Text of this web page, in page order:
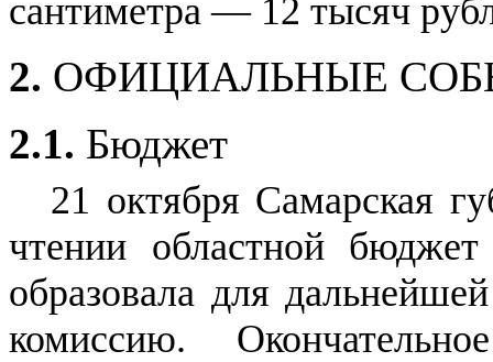
сантиметра — 12 тысяч
2. ОФИЦИАЛЬНЫЕ
2.1. Бюджет
21 октября Самарская
чтении областной
образовала для
комиссию.